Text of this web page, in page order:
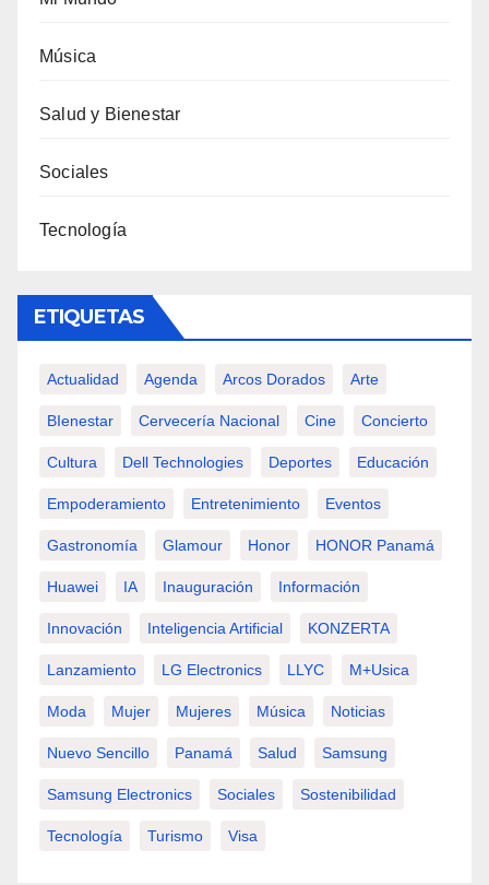
Música
Salud y Bienestar
Sociales
Tecnología
ETIQUETAS
Actualidad Agenda Arcos Dorados Arte
BIenestar Cervecería Nacional Cine Concierto
Cultura Dell Technologies Deportes Educación
Empoderamiento Entretenimiento Eventos
Gastronomía Glamour Honor HONOR Panamá
Huawei IA Inauguración Información
Innovación Inteligencia Artificial KONZERTA
Lanzamiento LG Electronics LLYC M+usica
Moda Mujer Mujeres Música Noticias
Nuevo Sencillo Panamá Salud Samsung
Samsung Electronics Sociales Sostenibilidad
Tecnología Turismo Visa